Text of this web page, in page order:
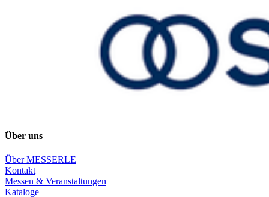
Über uns
Über MESSERLE
Kontakt
Messen & Veranstaltungen
Kataloge